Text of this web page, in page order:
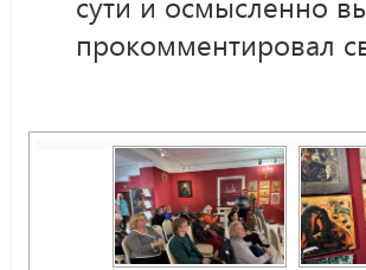
прокомментировал